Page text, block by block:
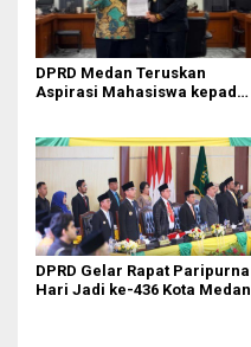
DPRD Medan Teruskan
Aspirasi Mahasiswa kepada
DPRD Gelar Rapat Paripurna
Hari Jadi ke-436 Kota Medan